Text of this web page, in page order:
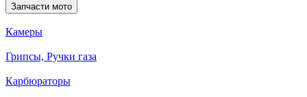
Запчасти мото
Камеры
Грипсы, Ручки газа
Карбюраторы